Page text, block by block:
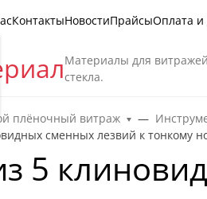
КонтактыНовостиПрайсыОплата и
Материалы для
стекла.
плёночный витраж
сменных лезвий к тонкому
5